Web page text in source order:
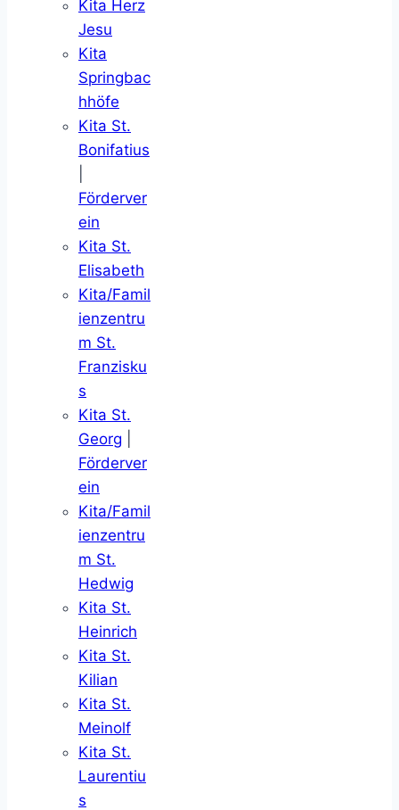
Kita Herz
Jesu
Kita
Springbac
hhöfe
Kita St.
Bonifatius
Förderver
ein
Kita St.
Elisabeth
Kita/Famil
ienzentru
m St.
Franzisku
s
Kita St.
Georg
Förderver
ein
Kita/Famil
ienzentru
m St.
Hedwig
Kita St.
Heinrich
Kita St.
Kilian
Kita St.
Meinolf
Kita St.
Laurentiu
s